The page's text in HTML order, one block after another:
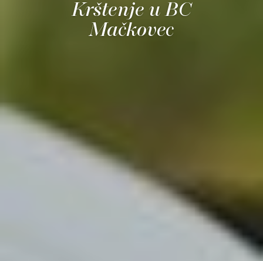
Krštenje u BC
Mačkovec